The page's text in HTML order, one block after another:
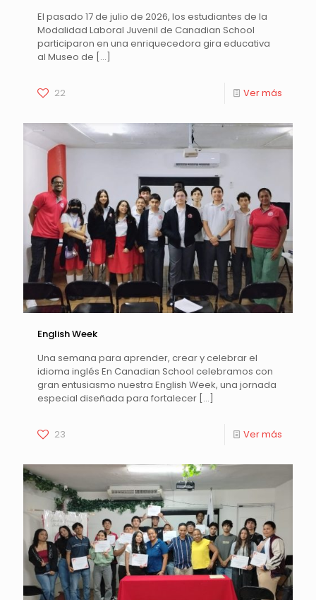
El pasado 17 de julio de 2026, los estudiantes de la
Modalidad Laboral Juvenil de Canadian School
participaron en una enriquecedora gira educativa
al Museo de […]
22 Ver más
English Week
Una semana para aprender, crear y celebrar el
idioma inglés En Canadian School celebramos con
gran entusiasmo nuestra English Week, una jornada
especial diseñada para fortalecer […]
23 Ver más